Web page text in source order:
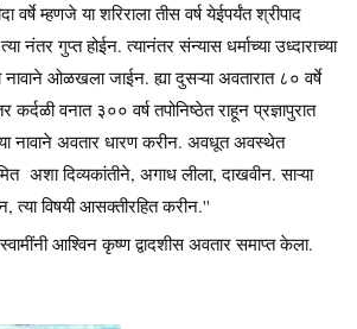
म्हणजे या शरिराला तीस वर्ष येईपर्यंत श्रीपाद
नंतर गुप्त होईन. त्यानंतर संन्यास धर्माच्या उध्दाराच्या
नावाने ओळखला जाईन. ह्या दुसऱ्या अवतारात ८० वर्षे
कर्दळी वनात ३०० वर्ष तपोनिष्ठेत राहून प्रज्ञापुरात
नावाने अवतार धारण करीन. अवधूत अवस्थेत
अशा दिव्यकांतीने, अगाध लीला, दाखवीन. साऱ्या
त्या विषयी आसक्तीरहित करीन.''
आश्विन कृष्ण द्वादशीस अवतार समाप्त केला.